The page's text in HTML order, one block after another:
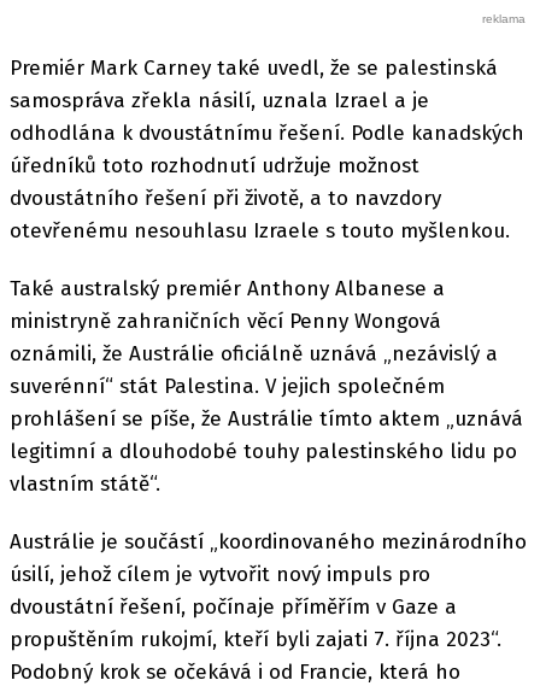
Premiér Mark Carney také uvedl, že se palestinská
samospráva zřekla násilí, uznala Izrael a je
odhodlána k dvoustátnímu řešení. Podle kanadských
úředníků toto rozhodnutí udržuje možnost
dvoustátního řešení při životě, a to navzdory
otevřenému nesouhlasu Izraele s touto myšlenkou.
Také australský premiér Anthony Albanese a
ministryně zahraničních věcí Penny Wongová
oznámili, že Austrálie oficiálně uznává „nezávislý a
suverénní“ stát Palestina. V jejich společném
prohlášení se píše, že Austrálie tímto aktem „uznává
legitimní a dlouhodobé touhy palestinského lidu po
vlastním státě“.
Austrálie je součástí „koordinovaného mezinárodního
úsilí, jehož cílem je vytvořit nový impuls pro
dvoustátní řešení, počínaje příměřím v Gaze a
propuštěním rukojmí, kteří byli zajati 7. října 2023“.
Podobný krok se očekává i od Francie, která ho